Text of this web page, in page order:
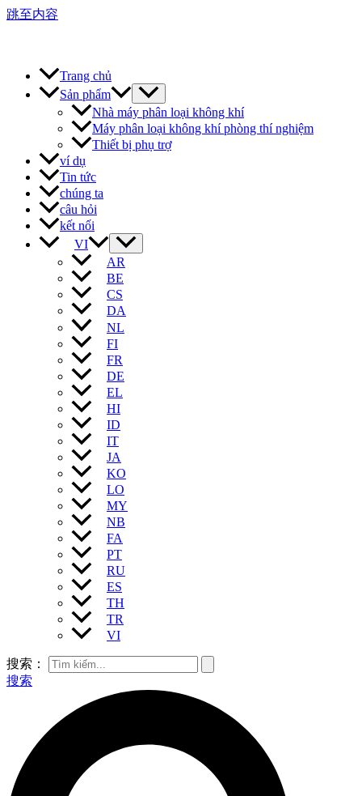
跳至内容
Trang chủ
Sản phẩm
Nhà máy phân loại không khí
Máy phân loại không khí phòng thí nghiệm
Thiết bị phụ trợ
ví dụ
Tin tức
chúng ta
câu hỏi
kết nối
VI
AR
BE
CS
DA
NL
FI
FR
DE
EL
HI
ID
IT
JA
KO
LO
MY
NB
FA
PT
RU
ES
TH
TR
VI
搜索：
搜索